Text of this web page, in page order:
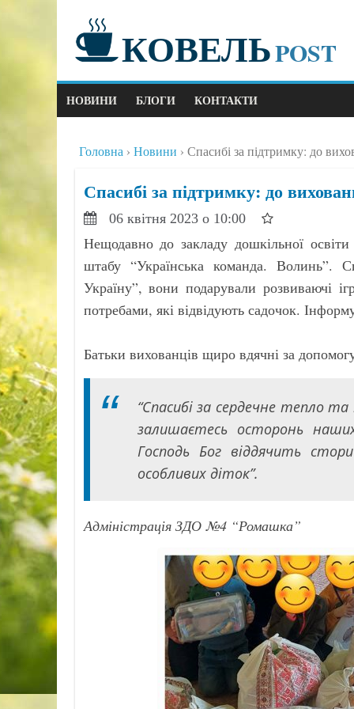
КОВЕЛЬPOST
НОВИНИ БЛОГИ КОНТАКТИ
Головна Новини Спасибі за підтримку: до
Спасибі за підтримку: до
06 квітня 2023 о 10:00
Нещодавно до закладу дошкільної
штабу “Українська команда. Волинь”.
Україну”, вони подарували розвиваючі
потребами, які відвідують садочок.
Батьки вихованців щиро вдячні за
“Спасибі за сердечне тепло
залишаєтесь осторонь
Господь Бог віддячить
особливих діток”.
Адміністрація ЗДО №4 “Ромашка”